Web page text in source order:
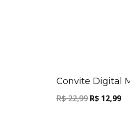
Convite Digital
R$22,99 R$12,99